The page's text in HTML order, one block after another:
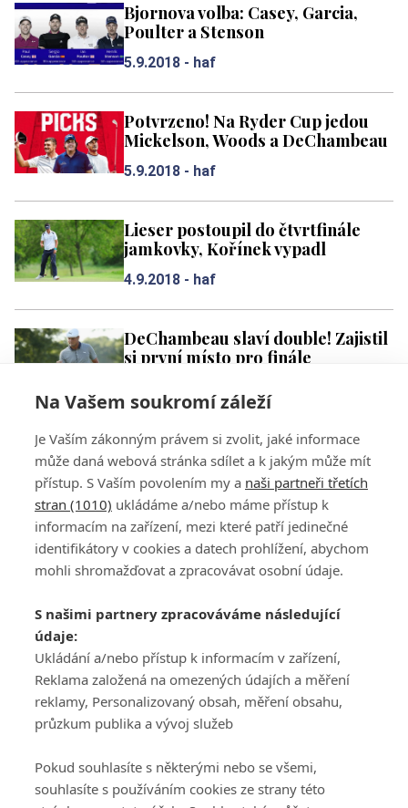
Na Vašem soukromí záleží
Je Vaším zákonným právem si zvolit, jaké informace
může daná webová stránka sdílet a k jakým může mít
přístup. S Vaším povolením my a naši partneři třetích
stran (1010) ukládáme a/nebo máme přístup k
informacím na zařízení, mezi které patří jedinečné
identifikátory v cookies a datech prohlížení, abychom
mohli shromažďovat a zpracovávat osobní údaje.
S našimi partnery zpracováváme následující
údaje:
Ukládání a/nebo přístup k informacím v zařízení,
Reklama založená na omezených údajích a měření
reklamy, Personalizovaný obsah, měření obsahu,
průzkum publika a vývoj služeb
Pokud souhlasíte s některými nebo se všemi,
souhlasíte s používáním cookies ze strany této
Bjornova volba: Casey, Garcia,
Poulter a Stenson
5.9.2018 - haf
Potvrzeno! Na Ryder Cup jedou
Mickelson, Woods a DeChambeau
5.9.2018 - haf
Lieser postoupil do čtvrtfinále
jamkovky, Kořínek vypadl
4.9.2018 - haf
DeChambeau slaví double! Zajistil
si první místo pro finále
195 196 197 198 199 200 201 202 203 204
Všeobecné obchodní
podmínky služby
GolfExtra.cz Premium
Podmínky zpracování
osobních údajů při
GolfExtra
Ceník GolfExtra.cz
ATV CZ, s.r.o.
140 00 Praha 4